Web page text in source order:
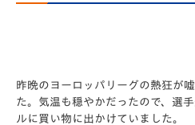
昨晩のヨーロッパリーグの熱狂が
た。気温も穏やかだったので、選
ルに買い物に出かけていました。